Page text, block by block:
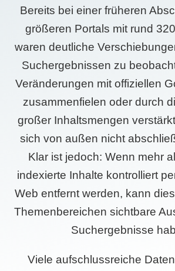
Bereits bei einer früheren
größeren Portals mit rund
waren deutliche
Suchergebnissen zu
Veränderungen mit offiziellen
zusammenfielen oder durch
großer Inhaltsmengen
sich von außen nicht
Klar ist jedoch: Wenn mehr
indexierte Inhalte kontrolliert
Web entfernt werden, kann
Themenbereichen sichtbare
Suchergebnisse
Viele aufschlussreiche